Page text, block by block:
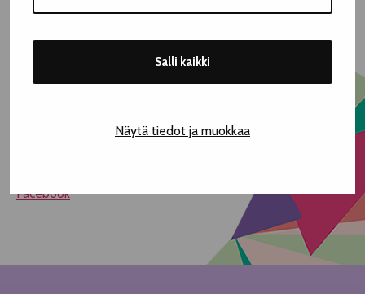
Salli kaikki
Näytä tiedot ja muokkaa
Kesto 45min
Facebook